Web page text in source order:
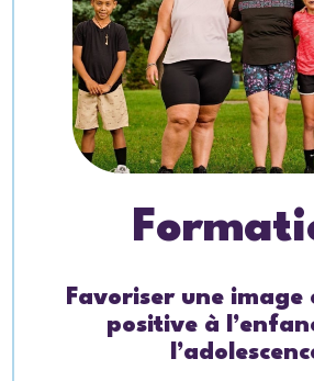
Favoriser une image
positive à